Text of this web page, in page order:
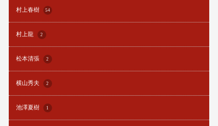
村上春樹 54
村上龍 2
松本清張 2
横山秀夫 2
池澤夏樹 1